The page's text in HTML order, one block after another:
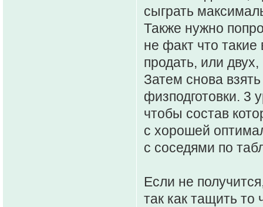
сыграть
Также нужно
не факт что
продать, или
Затем снова
физподготовки. 3
чтобы состав
с хорошей
с соседями по
Если не
так как тащить то